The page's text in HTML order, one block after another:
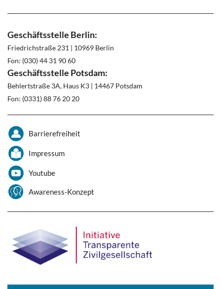
Geschäftsstelle Berlin:
Friedrichstraße 231 | 10969 Berlin
Fon: (030) 44 31 90 60
Geschäftsstelle Potsdam:
Behlertstraße 3A, Haus K3 | 14467 Potsdam
Fon: (0331) 88 76 20 20
Barrierefreiheit
Impressum
Youtube
Awareness-Konzept